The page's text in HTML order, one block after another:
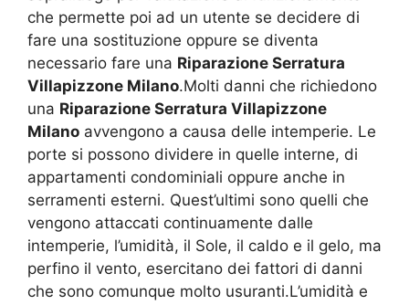
che permette poi ad un utente se decidere di
fare una sostituzione oppure se diventa
necessario fare una Riparazione Serratura
Villapizzone Milano.Molti danni che richiedono
una Riparazione Serratura Villapizzone
Milano avvengono a causa delle intemperie. Le
porte si possono dividere in quelle interne, di
appartamenti condominiali oppure anche in
serramenti esterni. Quest’ultimi sono quelli che
vengono attaccati continuamente dalle
intemperie, l’umidità, il Sole, il caldo e il gelo, ma
perfino il vento, esercitano dei fattori di danni
che sono comunque molto usuranti.L’umidità e